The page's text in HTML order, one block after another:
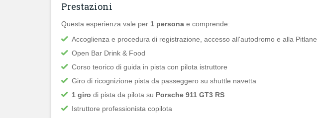
Prestazioni
Questa esperienza vale per 1 persona e comprende:
Accoglienza e procedura di registrazione, accesso all'autodromo e alla Pitlane
Open Bar Drink & Food
Corso teorico di guida in pista con pilota istruttore
Giro di ricognizione pista da passeggero su shuttle navetta
1 giro di pista da pilota su Porsche 911 GT3 RS
Istruttore professionista copilota